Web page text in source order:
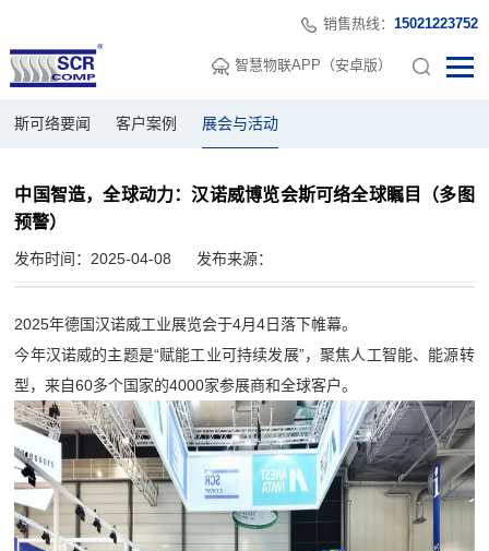
销售热线： 15021223752
智慧物联APP（安卓版）
斯可络要闻 客户案例 展会与活动
中国智造，全球动力：汉诺威博览会斯可络全球瞩目（多图
预警）
发布时间：2025-04-08 发布来源：
2025年德国汉诺威工业展览会于4月4日落下帷幕。
今年汉诺威的主题是“赋能工业可持续发展”，聚焦人工智能、能源转
型，来自60多个国家的4000家参展商和全球客户。